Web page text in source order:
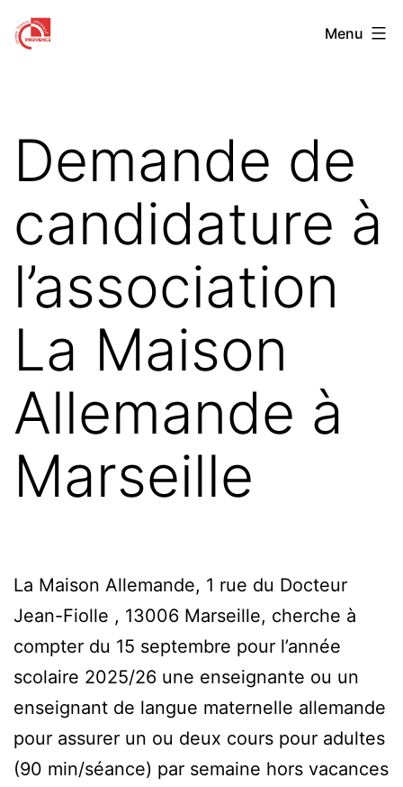
Aller
auCentre
Provence
Menu
Demande de
candidature à
l’association
La Maison
Allemande à
Marseille
La Maison Allemande, 1 rue du Docteur
Jean-Fiolle , 13006 Marseille, cherche à
compter du 15 septembre pour l’année
scolaire 2025/26 une enseignante ou un
enseignant de langue maternelle allemande
pour assurer un ou deux cours pour adultes
(90 min/séance) par semaine hors vacances